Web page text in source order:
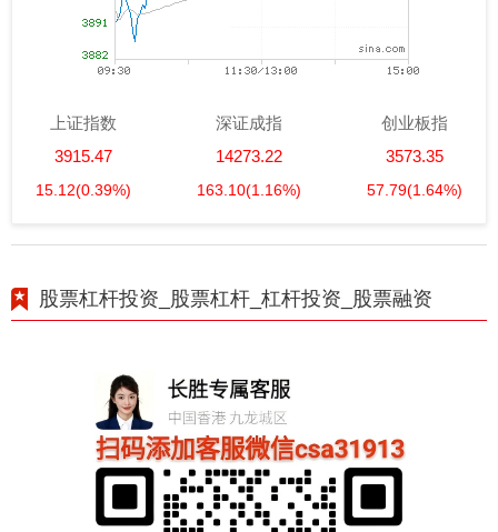
上证指数
3915.47
15.12(0.39%)
深证成指
14273.22
163.10(1.16%)
创业板指
3573.35
57.79(1.64%)
股票杠杆投资_股票杠杆_杠杆投资_股票融资